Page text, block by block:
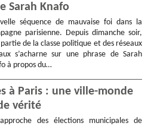
Sarah Knafo
séquence de mauvaise foi dans la
parisienne. Depuis dimanche soir,
de la classe politique et des réseaux
s’acharne sur une phrase de Sarah
à propos du…
à Paris : une ville-monde
vérité
des élections municipales de